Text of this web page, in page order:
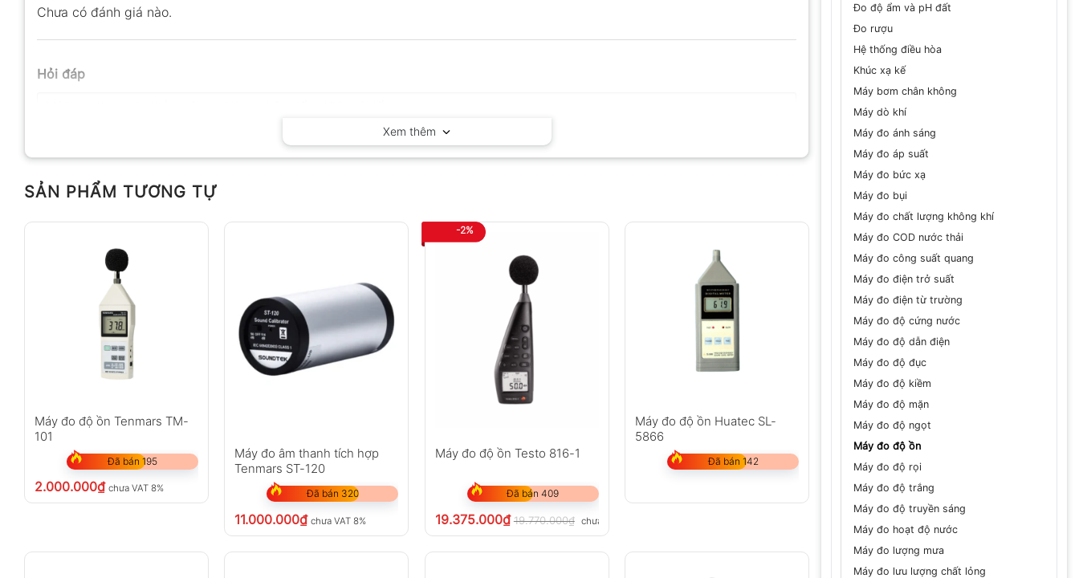
Đo độ ẩm và pH đất
Đo rượu
Hệ thống điều hòa
Khúc xạ kế
Máy bơm chân không
Máy dò khí
Máy đo ánh sáng
Máy đo áp suất
Máy đo bức xạ
Máy đo bụi
Máy đo chất lượng không khí
Máy đo COD nước thải
Máy đo công suất quang
Máy đo điện trở suất
Máy đo điện từ trường
Máy đo độ cứng nước
Máy đo độ dẫn điện
Máy đo độ đục
Máy đo độ kiềm
Máy đo độ mặn
Máy đo độ ngọt
Máy đo độ ồn
Máy đo độ rọi
Máy đo độ trắng
Máy đo độ truyền sáng
Máy đo hoạt độ nước
Máy đo lượng mưa
Máy đo lưu lượng chất lỏng
Chưa có đánh giá nào.
Hỏi đáp
Không có bình luận nào
Xem thêm
SẢN PHẨM TƯƠNG TỰ
Máy đo độ ồn Tenmars TM-
101
Đã bán 195
2.000.000₫ chưa VAT 8%
Máy đo âm thanh tích hợp
Tenmars ST-120
Đã bán 320
11.000.000₫ chưa VAT 8%
-2%
Máy đo độ ồn Testo 816-1
Đã bán 409
19.375.000₫ 19.770.000₫ chưa VAT 8%
Máy đo độ ồn Huatec SL-
5866
Đã bán 142